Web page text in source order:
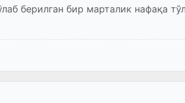
берилган бир марталик нафақа